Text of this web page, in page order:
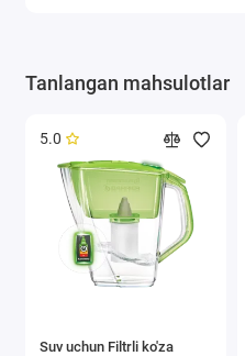
Tanlangan mahsulotlar
5.0
Suv uchun Filtrli ko'za